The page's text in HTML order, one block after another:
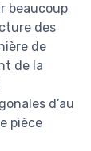
beaucoup
des
de
de la
d’au
pièce